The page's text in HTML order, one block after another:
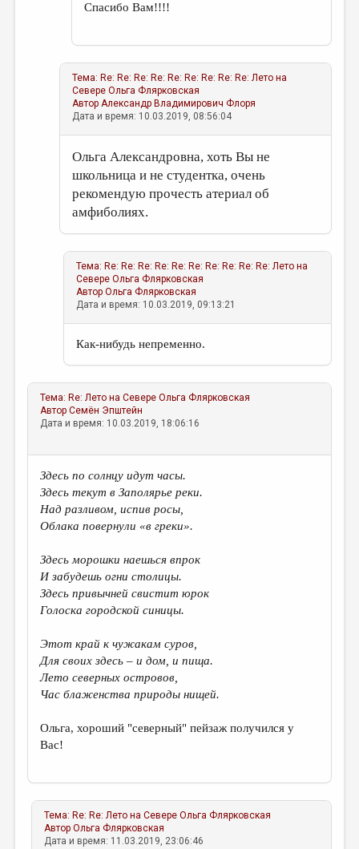
Спасибо Вам!!!!
Тема: Re: Re: Re: Re: Re: Re: Re: Re: Re: Лето на
Севере Ольга Флярковская
АвторАлександр Владимирович Флоря
Дата и время: 10.03.2019, 08:56:04
Ольга Александровна, хоть Вы не
школьница и не студентка, очень
рекомендую прочесть атериал об
амфиболиях.
Тема: Re: Re: Re: Re: Re: Re: Re: Re: Re: Re: Лето на
Севере Ольга Флярковская
АвторОльга Флярковская
Дата и время: 10.03.2019, 09:13:21
Как-нибудь непременно.
Тема: Re: Лето на Севере Ольга Флярковская
АвторСемён Эпштейн
Дата и время: 10.03.2019, 18:06:16
Здесь по солнцу идут часы.
Здесь текут в Заполярье реки.
Над разливом, испив росы,
Облака повернули «в греки».
Здесь морошки наешься впрок
И забудешь огни столицы.
Здесь привычней свистит юрок
Голоска городской синицы.
Этот край к чужакам суров,
Для своих здесь – и дом, и пища.
Лето северных островов,
Час блаженства природы нищей.
Ольга, хороший "северный" пейзаж получился у
Вас!
Тема: Re: Re: Лето на Севере Ольга Флярковская
АвторОльга Флярковская
Дата и время: 11.03.2019, 23:06:46